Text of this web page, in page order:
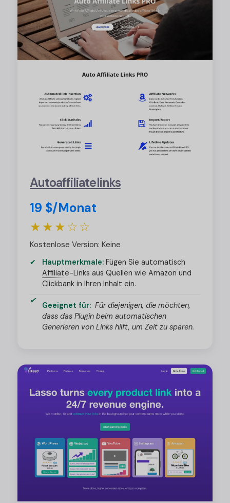
Autoaffiliatelinks
19 $/Monat
★★★☆☆
Kostenlose Version: Keine
Hauptmerkmale: Fügen Sie automatisch
Affiliate-Links aus Quellen wie Amazon und
Clickbank in Ihren Inhalt ein.
Geeignet für: Für diejenigen, die möchten,
dass das Plugin beim automatischen
Generieren von Links hilft, um Zeit zu sparen.